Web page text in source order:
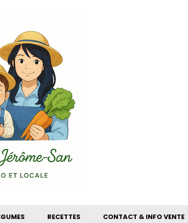
RECETTES CONTACT & INFO VENTE